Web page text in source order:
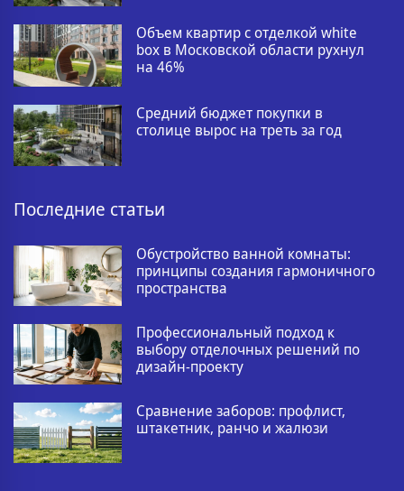
Объем квартир с отделкой white
box в Московской области рухнул
на 46%
Средний бюджет покупки в
столице вырос на треть за год
Последние статьи
Обустройство ванной комнаты:
принципы создания гармоничного
пространства
Профессиональный подход к
выбору отделочных решений по
дизайн-проекту
Сравнение заборов: профлист,
штакетник, ранчо и жалюзи